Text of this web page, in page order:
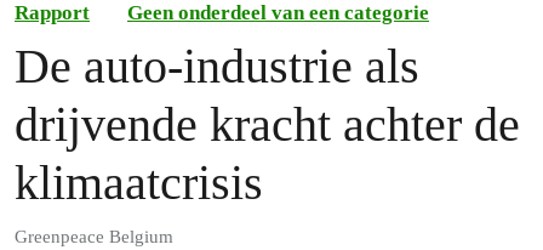
Rapport Geen onderdeel van een categorie
De auto-industrie als
drijvende kracht achter de
klimaatcrisis
Greenpeace Belgium